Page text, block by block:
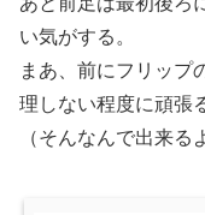
い気がする。
まあ、前にフリップ
理しない程度に頑張
（そんなんで出来る